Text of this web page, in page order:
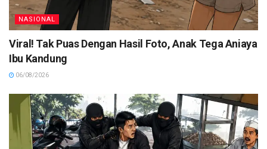
NASIONAL
Viral! Tak Puas Dengan Hasil Foto, Anak Tega Aniaya
Ibu Kandung
06/08/2026